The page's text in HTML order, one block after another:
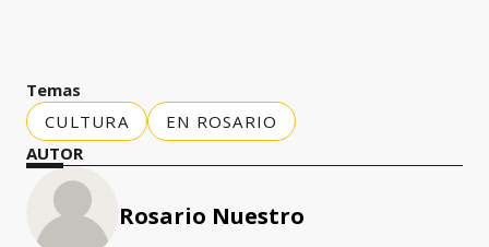
Temas
CULTURA
EN ROSARIO
AUTOR
Rosario Nuestro